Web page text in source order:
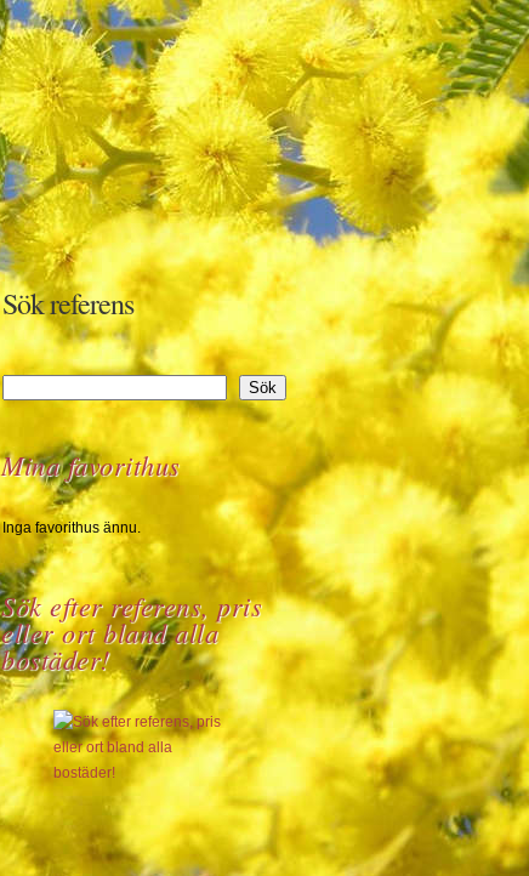
Sök referens
Sök
Mina favorithus
Inga favorithus ännu.
Sök efter referens, pris
eller ort bland alla
bostäder!